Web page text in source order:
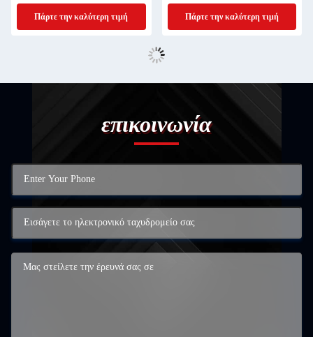
NOVB-2400
Πάρτε την καλύτερη τιμή
δίκτυο
Πάρτε την καλύτερη τιμή
επικοινωνία